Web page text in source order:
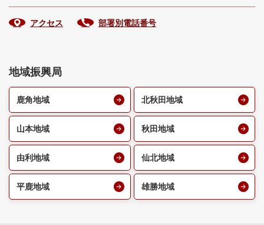
アクセス 部署別電話番号
地域振興局
鹿角地域 北秋田地域
山本地域 秋田地域
由利地域 仙北地域
平鹿地域 雄勝地域